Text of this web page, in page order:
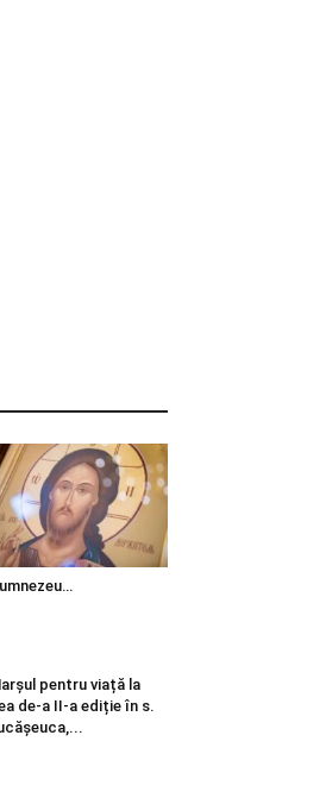
pentru viață la
de-a II-a ediție în s.